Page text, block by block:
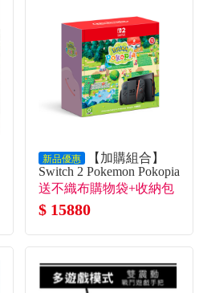
新品優惠
【加購組合】
Switch 2 Pokemon Pokopia
同捆組合+保貼多選1+收
納包多選1
送不織布購物袋+收納包
多選1+保貼多選1
$ 15880